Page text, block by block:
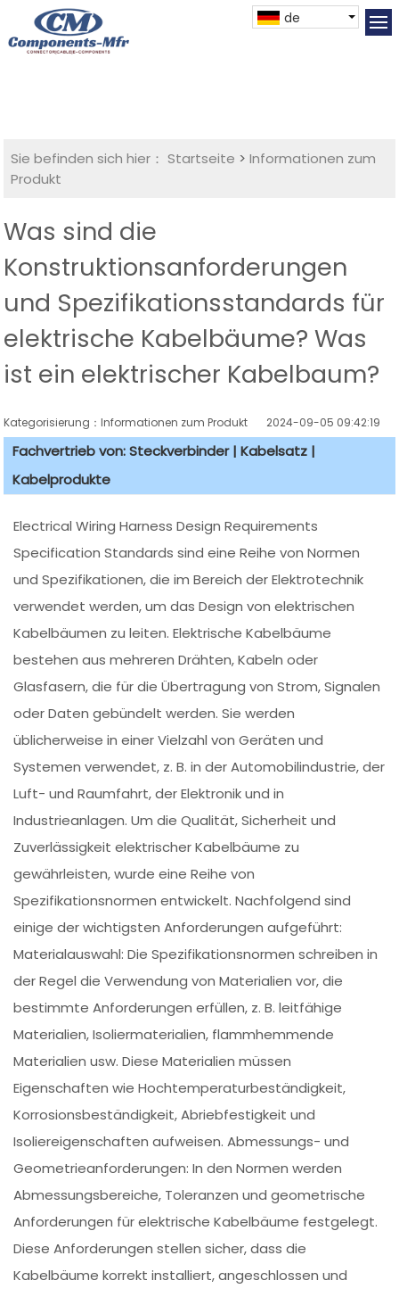
de
Sie befinden sich hier： Startseite >Informationen zum
Produkt
Was sind die
Konstruktionsanforderungen
und Spezifikationsstandards für
elektrische Kabelbäume? Was
ist ein elektrischer Kabelbaum?
Kategorisierung：Informationen zum Produkt 2024-09-05 09:42:19
Fachvertrieb von: Steckverbinder | Kabelsatz |
Kabelprodukte
Electrical Wiring Harness Design Requirements
Specification Standards sind eine Reihe von Normen
und Spezifikationen, die im Bereich der Elektrotechnik
verwendet werden, um das Design von elektrischen
Kabelbäumen zu leiten. Elektrische Kabelbäume
bestehen aus mehreren Drähten, Kabeln oder
Glasfasern, die für die Übertragung von Strom, Signalen
oder Daten gebündelt werden. Sie werden
üblicherweise in einer Vielzahl von Geräten und
Systemen verwendet, z. B. in der Automobilindustrie, der
Luft- und Raumfahrt, der Elektronik und in
Industrieanlagen. Um die Qualität, Sicherheit und
Zuverlässigkeit elektrischer Kabelbäume zu
gewährleisten, wurde eine Reihe von
Spezifikationsnormen entwickelt. Nachfolgend sind
einige der wichtigsten Anforderungen aufgeführt:
Materialauswahl: Die Spezifikationsnormen schreiben in
der Regel die Verwendung von Materialien vor, die
bestimmte Anforderungen erfüllen, z. B. leitfähige
Materialien, Isoliermaterialien, flammhemmende
Materialien usw. Diese Materialien müssen
Eigenschaften wie Hochtemperaturbeständigkeit,
Korrosionsbeständigkeit, Abriebfestigkeit und
Isoliereigenschaften aufweisen. Abmessungs- und
Geometrieanforderungen: In den Normen werden
Abmessungsbereiche, Toleranzen und geometrische
Anforderungen für elektrische Kabelbäume festgelegt.
Diese Anforderungen stellen sicher, dass die
Kabelbäume korrekt installiert, angeschlossen und